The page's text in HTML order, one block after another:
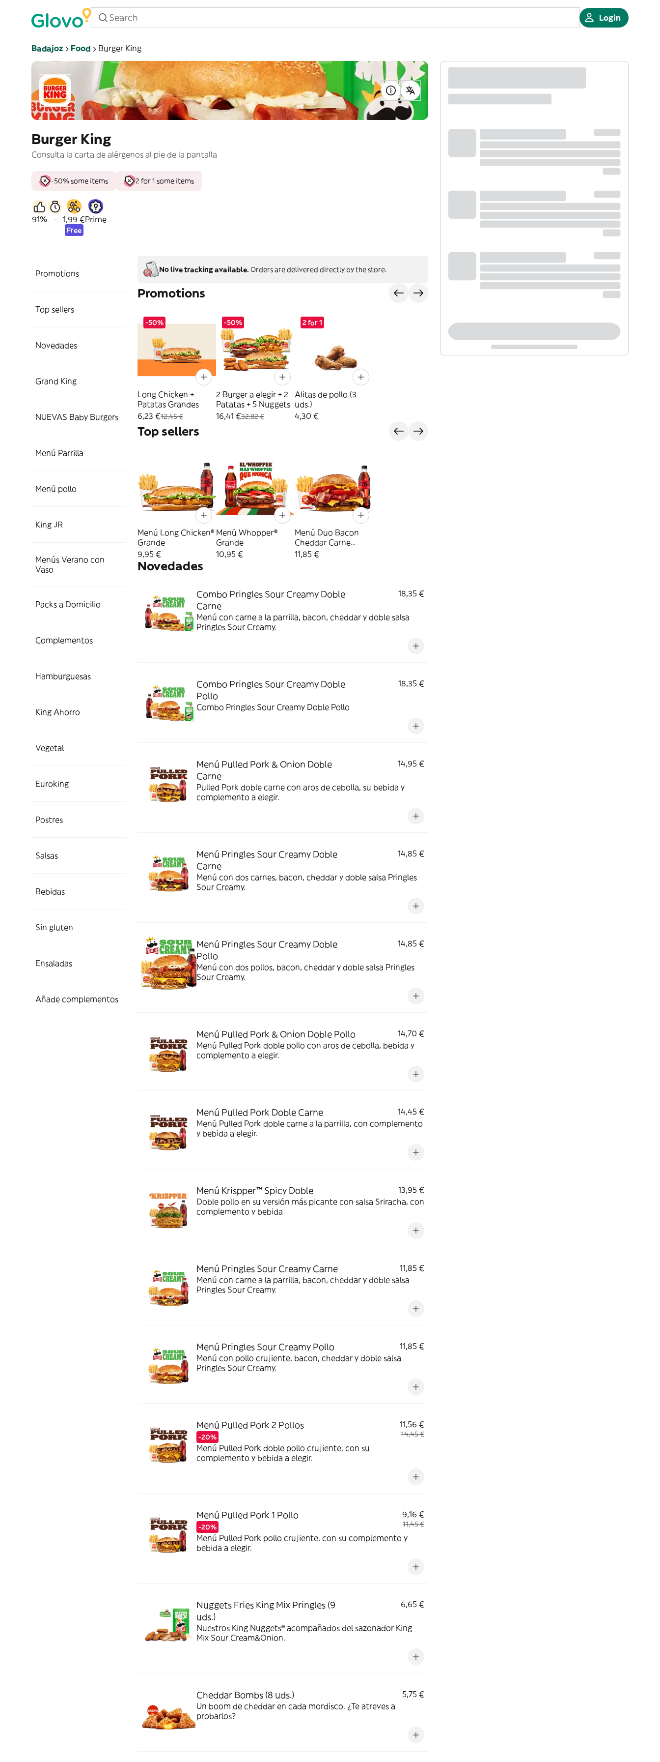
Login
Badajoz Food Burger King
Burger King
Consulta la carta de alérgenos al pie de la pantalla
-50% some items 2 for 1 some items
91% - 1,99 €
Free
Prime
Promotions
Top sellers
Novedades
Grand King
NUEVAS Baby Burgers
Menú Parrilla
Menú pollo
King JR
Menús Verano con
Vaso
Packs a Domicilio
Complementos
Hamburguesas
King Ahorro
Vegetal
Euroking
Postres
Salsas
Bebidas
Sin gluten
Ensaladas
Añade complementos
No live tracking available. Orders are delivered directly by the store.
Promotions
-50%
Long Chicken +
Patatas Grandes
6,23 €12,45 €
-50%
2 Burger a elegir + 2
Patatas + 5 Nuggets
16,41 €32,82 €
2 for 1
Alitas de pollo (3
uds.)
4,30 €
Top sellers
Menú Long Chicken®
Grande
9,95 €
Menú Whopper®
Grande
10,95 €
Menú Duo Bacon
Cheddar Carne
Grande
11,85 €
Novedades
Combo Pringles Sour Creamy Doble
Carne
18,35 €
Menú con carne a la parrilla, bacon, cheddar y doble salsa
Pringles Sour Creamy.
Combo Pringles Sour Creamy Doble
Pollo
18,35 €
Combo Pringles Sour Creamy Doble Pollo
Menú Pulled Pork & Onion Doble
Carne
14,95 €
Pulled Pork doble carne con aros de cebolla, su bebida y
complemento a elegir.
Menú Pringles Sour Creamy Doble
Carne
14,85 €
Menú con dos carnes, bacon, cheddar y doble salsa Pringles
Sour Creamy.
Menú Pringles Sour Creamy Doble
Pollo
14,85 €
Menú con dos pollos, bacon, cheddar y doble salsa Pringles
Sour Creamy.
Menú Pulled Pork & Onion Doble Pollo
14,70 €
Menú Pulled Pork doble pollo con aros de cebolla, bebida y
complemento a elegir.
Menú Pulled Pork Doble Carne
14,45 €
Menú Pulled Pork doble carne a la parrilla, con complemento
y bebida a elegir.
Menú Krispper™ Spicy Doble
13,95 €
Doble pollo en su versión más picante con salsa Sriracha, con
complemento y bebida
Menú Pringles Sour Creamy Carne
11,85 €
Menú con carne a la parrilla, bacon, cheddar y doble salsa
Pringles Sour Creamy.
Menú Pringles Sour Creamy Pollo
11,85 €
Menú con pollo crujiente, bacon, cheddar y doble salsa
Pringles Sour Creamy.
Menú Pulled Pork 2 Pollos
-20%
11,56 €
14,45 €
Menú Pulled Pork doble pollo crujiente, con su
complemento y bebida a elegir.
Menú Pulled Pork 1 Pollo
-20%
9,16 €
11,45 €
Menú Pulled Pork pollo crujiente, con su complemento y
bebida a elegir.
Nuggets Fries King Mix Pringles (9
uds.)
6,65 €
Nuestros King Nuggets® acompañados del sazonador King
Mix Sour Cream&Onion.
Cheddar Bombs (8 uds.)
5,75 €
Un boom de cheddar en cada mordisco. ¿Te atreves a
probarlos?